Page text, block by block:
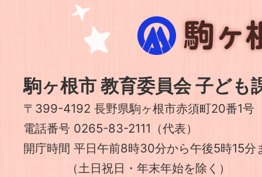
駒
ヶ
市
駒ヶ根市 教育委員会 子ども
〒399-4192 長野県駒ヶ根市赤須町20番1号
電話番号 0265-83-2111（代表）
開庁時間 平日午前8時30分から午後5時15分
（土日祝日・年末年始を除く）